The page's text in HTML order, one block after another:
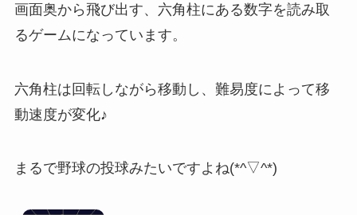
画面奥から飛び出す、 六角柱にある数字を読み取
るゲームになっています。
六角柱は回転しながら移動し、 難易度によって移
動速度が変化♪
まるで野球の投球みたいですよね(*^▽^*)